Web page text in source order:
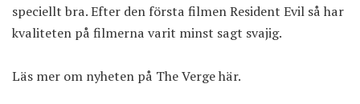
speciellt bra. Efter den första filmen Resident Evil så har
kvaliteten på filmerna varit minst sagt svajig.
Läs mer om nyheten på The Vergehär.